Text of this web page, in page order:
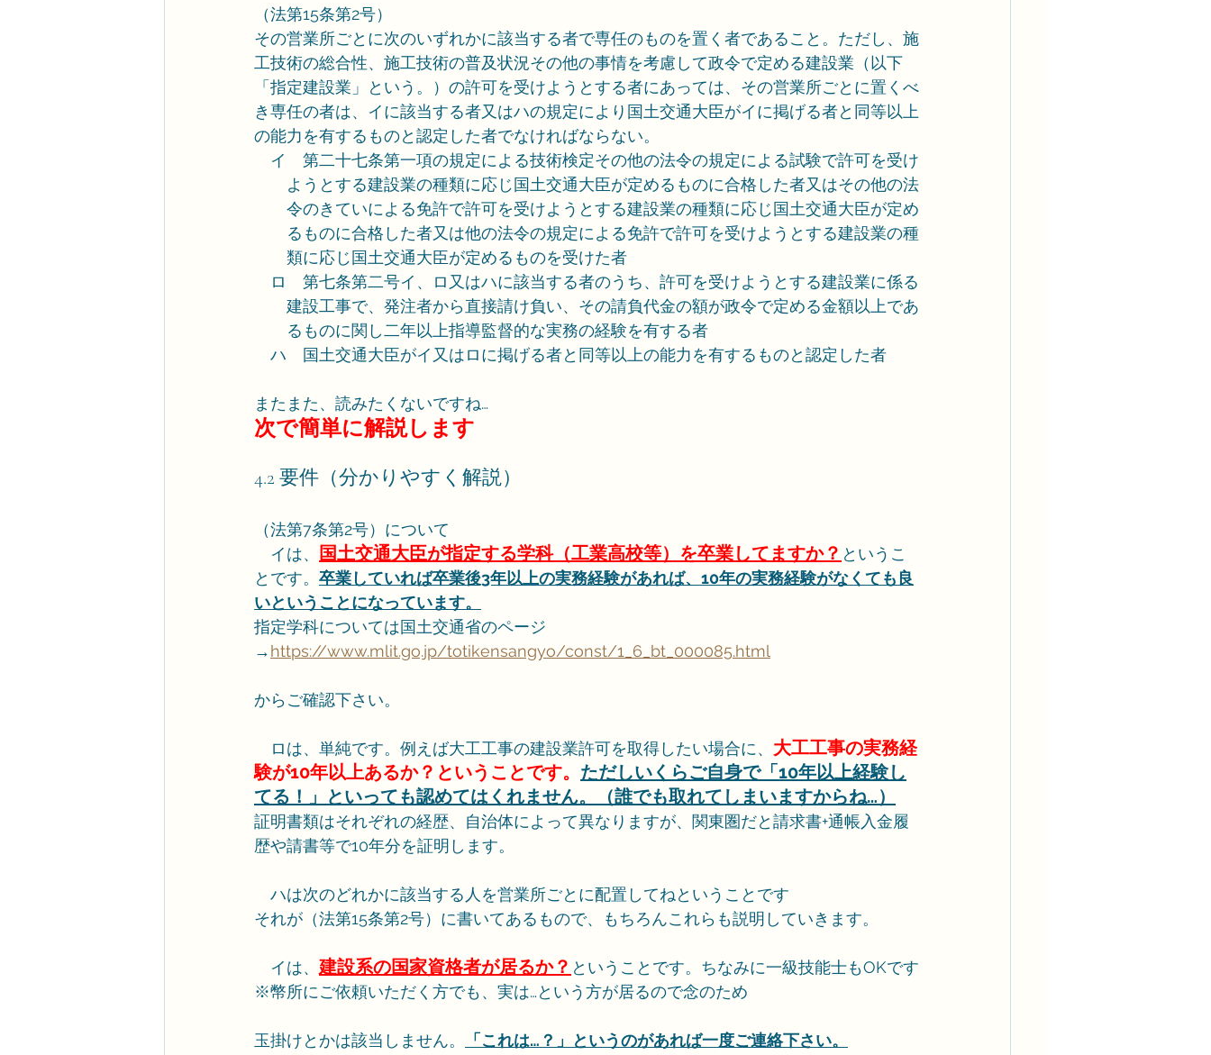
（法第15条第2号）
その営業所ごとに次のいずれかに該当する者で専任のものを置く者であること。ただし、施
工技術の総合性、施工技術の普及状況その他の事情を考慮して政令で定める建設業（以下
「指定建設業」という。）の許可を受けようとする者にあっては、その営業所ごとに置くべ
き専任の者は、イに該当する者又はハの規定により国土交通大臣がイに掲げる者と同等以上
の能力を有するものと認定した者でなければならない。
イ　第二十七条第一項の規定による技術検定その他の法令の規定による試験で許可を受け
ようとする建設業の種類に応じ国土交通大臣が定めるものに合格した者又はその他の法
令のきていによる免許で許可を受けようとする建設業の種類に応じ国土交通大臣が定め
るものに合格した者又は他の法令の規定による免許で許可を受けようとする建設業の種
類に応じ国土交通大臣が定めるものを受けた者
ロ　第七条第二号イ、ロ又はハに該当する者のうち、許可を受けようとする建設業に係る
建設工事で、発注者から直接請け負い、その請負代金の額が政令で定める金額以上であ
るものに関し二年以上指導監督的な実務の経験を有する者
ハ　国土交通大臣がイ又はロに掲げる者と同等以上の能力を有するものと認定した者
またまた、読みたくないですね…
次で簡単に解説します
4.2 要件（分かりやすく解説）
（法第7条第2号）について
イは、
国土交通大臣が指定する学科（工業高校等）を卒業してますか？ というこ
とです。 卒業していれば卒業後3年以上の実務経験があれば、10年の実務経験がなくても良
いということになっています。
指定学科については国土交通省のページ
→https://www.mlit.go.jp/totikensangyo/const/1_6_bt_000085.html
からご確認下さい。
ロは、単純です。例えば大工工事の建設業許可を取得したい場合に、 大工工事の実務経
験が10年以上あるか？ということです。 ただしいくらご自身で「10年以上経験し
てる！」といっても認めてはくれません。（誰でも取れてしまいますからね…）
証明書類はそれぞれの経歴、自治体によって異なりますが、関東圏だと請求書+通帳入金履
歴や請書等で10年分を証明します。
ハは次のどれかに該当する人を営業所ごとに配置してねということです
それが（法第15条第2号）に書いてあるもので、もちろんこれらも説明していきます。
イは、 建設系の国家資格者が居るか？ ということです。ちなみに一級技能士もOKです
※幣所にご依頼いただく方でも、実は…という方が居るので念のため
玉掛けとかは該当しません。 「これは…？」というのがあれば一度ご連絡下さい。